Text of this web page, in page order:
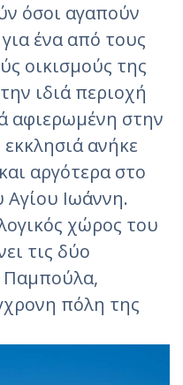
όσοι αγαπούν
ένα από τους
οικισμούς της
ιδιά περιοχή
αφιερωμένη στην
ανήκε
αργότερα στο
Ιωάννη.
χώρος του
τις δύο
Παμπούλα,
πόλη της